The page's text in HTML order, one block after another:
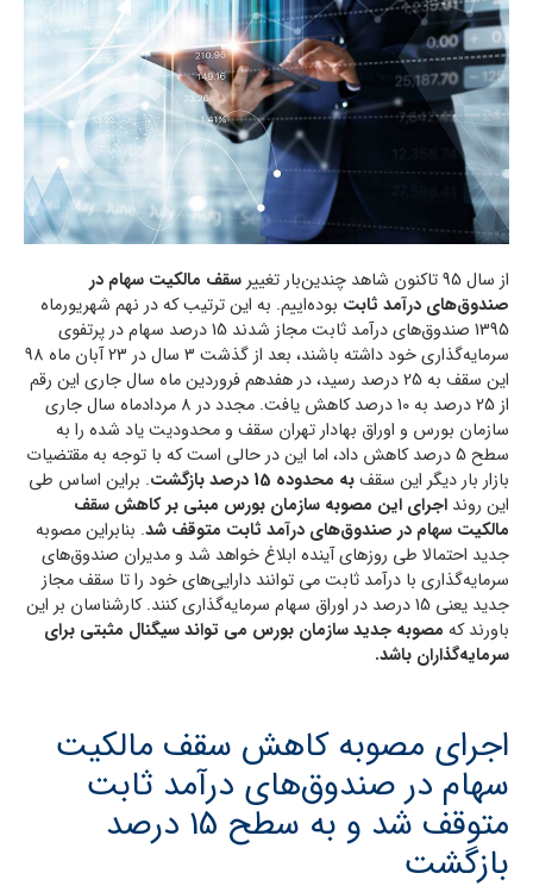
از سال 95 تاکنون شاهد چندین‌بار تغییر
سقف مالکیت سهام در
صندوق‌های درآمد ثابت بوده‌اییم. به این ترتیب که در نهم شهریورماه
1395 صندوق‌های درآمد ثابت مجاز شدند 15 درصد سهام در پرتفوی
سرمایه‌گذاری خود داشته باشند، بعد از گذشت 3 سال در 23 آبان ماه 98
این سقف به 25 درصد رسید، در هفدهم فروردین ماه سال جاری این رقم
از 25 درصد به 10 درصد کاهش یافت. مجدد در 8 مردادماه سال جاری
سازمان بورس و اوراق بهادار تهران سقف و محدودیت یاد شده را به
سطح 5 درصد کاهش داد، اما این در حالی است که با توجه به مقتضیات
بازار بار دیگر این سقفبه محدوده 15 درصد بازگشت
. براین اساس طی
این روند اجرای این مصوبه سازمان بورس مبنی بر کاهش سقف
مالکیت سهام در صندوق‌های درآمد ثابت متوقف شد. بنابراین مصوبه
جدید احتمالا طی روزهای آینده ابلاغ خواهد شد و مدیران صندوق‌های
سرمایه‌گذاری با درآمد ثابت می توانند دارایی‌های خود را تا سقف مجاز
جدید یعنی 15 درصد در اوراق سهام سرمایه‌گذاری کنند. کارشناسان بر این
باورند که مصوبه جدید سازمان بورس می تواند سیگنال مثبتی برای
سرمایه‌گذاران باشد.
اجرای مصوبه کاهش سقف مالکیت
سهام در صندوق‌های درآمد ثابت
متوقف شد و به سطح 15 درصد
بازگشت